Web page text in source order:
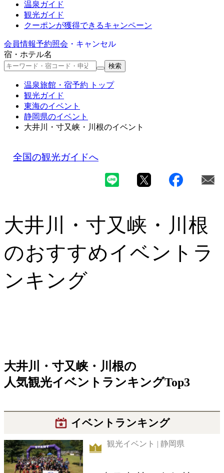
温泉ガイド
観光ガイド
クーポンが獲得できるキャンペーン
会員情報予約照会 ・キャンセル
宿・ホテル名
検索
温泉旅館・宿予約 トップ
観光ガイド
東海のイベント
静岡県のイベント
大井川・寸又峡・川根のイベント
全国の観光ガイドへ
大井川・寸又峡・川根
のおすすめイベントラ
ンキング
大井川・寸又峡・川根の
人気観光イベントランキングTop3
イベントランキング
1
観光イベント | 静岡県